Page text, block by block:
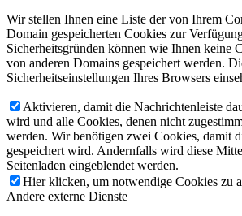
Wir stellen Ihnen eine Liste der von Ihrem
Domain gespeicherten Cookies zur
Sicherheitsgründen können wie Ihnen keine
von anderen Domains gespeichert werden.
Sicherheitseinstellungen Ihres Browsers
Aktivieren, damit die Nachrichtenleiste
wird und alle Cookies, denen nicht
werden. Wir benötigen zwei Cookies, damit
gespeichert wird. Andernfalls wird diese
Seitenladen eingeblendet werden.
Hier klicken, um notwendige Cookies zu
Andere externe Dienste